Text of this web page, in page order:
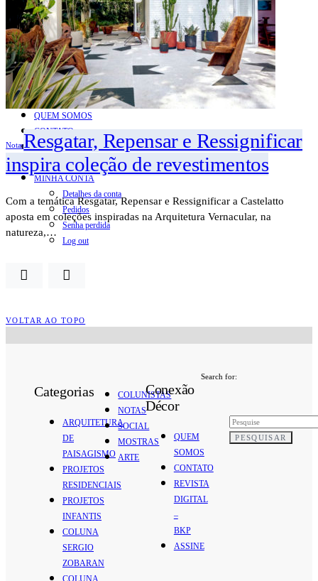
ARTE.IN.FORMA
CONEXÕES
Conectadas
Notas
Social
Mostras
Arte
QUEM SOMOS
CONTATO
REVISTA DIGITAL
ASSINE
MINHA CONTA
Detalhes da conta
Pedidos
Senha perdida
Log out
NotasResgatar, Repensar e Ressignificar
inspira coleção de revestimentos
Com a temática Resgatar, Repensar e Ressignificar a Castelatto
aposta em coleções inspiradas na Arquitetura Vernacular, na
natureza,…
VOLTAR AO TOPO
Categorias
ARQUITETURA
DE
PAISAGISMO
PROJETOS
RESIDENCIAIS
PROJETOS
INFANTIS
COLUNA
SERGIO
ZOBARAN
COLUNISTAS
NOTAS
SOCIAL
MOSTRAS
ARTE
Conexão
Décor
QUEM
SOMOS
CONTATO
REVISTA
DIGITAL
–
BKP
ASSINE
Search for:
PESQUISAR